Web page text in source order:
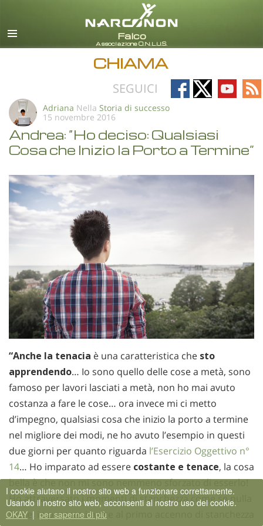
italiano
CHIAMA
SEGUICI
Follow
on
Follow
on
Follow
on
on
Adriana Nella Storia di successo
15 novembre 2016
Andrea: “Ho deciso: Qualsiasi
Cosa che Inizio la Porto a Termine”
“Anche la tenacia è una caratteristica che sto
apprendendo… Io sono quello delle cose a metà, sono
famoso per lavori lasciati a metà, non ho mai avuto
costanza a fare le cose… ora invece mi ci metto
d’impegno, qualsiasi cosa che inizio la porto a termine
nel migliore dei modi, ne ho avuto l’esempio in questi
due giorni per quanto riguarda l’Esercizio Oggettivo n°
14… Ho imparato ad essere costante e tenace, la cosa
bella è che non mi sono nemmeno sforzato di esserlo!
Ho attraversato i momenti di stanchezza come se nulla
fosse, in passato invece al primo accenno di stanchezza
I cookie aiutano il nostro sito web a funzionare correttamente.
Usando il nostro sito web, acconsenti al nostro uso dei cookie.
OKAY | per saperne di più